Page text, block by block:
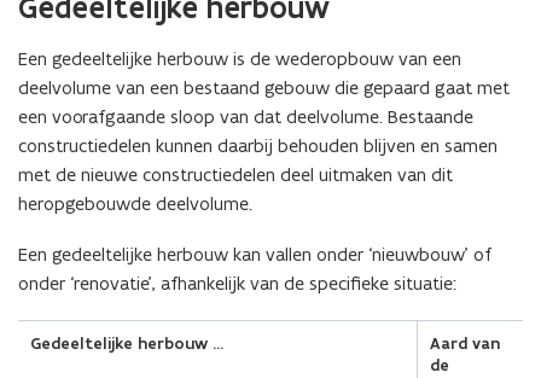
n
d
e
f
i
n
t
i
e
Een gedeeltelijke herbouw is de wederopbouw van een
deelvolume van een bestaand gebouw die gepaard gaat met
een voorafgaande sloop van dat deelvolume. Bestaande
constructiedelen kunnen daarbij behouden blijven en samen
met de nieuwe constructiedelen deel uitmaken van dit
heropgebouwde deelvolume.
Een gedeeltelijke herbouw kan vallen onder ‘nieuwbouw’ of
onder ‘renovatie’, afhankelijk van de specifieke situatie:
Gedeeltelijke herbouw …
Aard van
de